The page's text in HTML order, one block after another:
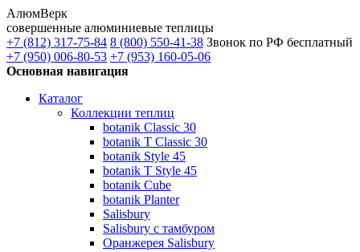
АлюмВерк
совершенные алюминиевые теплицы
+7 (812) 317-75-84 8 (800) 550-41-38 Звонок по РФ бесплатный
+7 (950) 006-80-53 +7 (953) 160-05-06
Основная навигация
Каталог
Коллекции теплиц
botanik Classic 30
botanik T Classic 30
botanik Style 45
botanik Т Style 45
botanik Cube
botanik Planter
Salisbury
Salisbury с тамбуром
Оранжерея Salisbury